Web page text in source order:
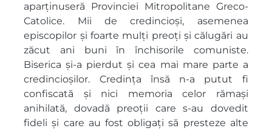
aparținuseră Provinciei Mitropolitane Greco-
Catolice. Mii de credincioși, asemenea
episcopilor și foarte mulți preoți și călugări au
zăcut ani buni în închisorile comuniste.
Biserica și-a pierdut și cea mai mare parte a
credincioșilor. Credința însă n-a putut fi
confiscată și nici memoria celor rămași
anihilată, dovadă preoții care s-au dovedit
fideli și care au fost obligați să presteze alte